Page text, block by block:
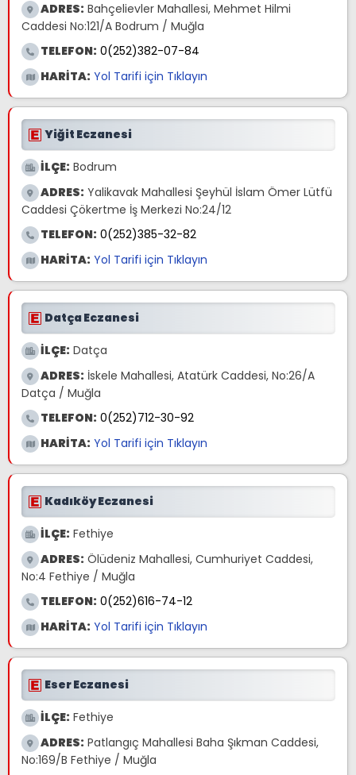
ADRES: Bahçelievler Mahallesi, Mehmet Hilmi
Caddesi No:121/A Bodrum / Muğla
TELEFON: 0(252)382-07-84
HARİTA: Yol Tarifi için Tıklayın
Yiğit Eczanesi
İLÇE: Bodrum
ADRES: Yalikavak Mahallesi Şeyhül İslam Ömer Lütfü
Caddesi Çökertme İş Merkezi No:24/12
TELEFON: 0(252)385-32-82
HARİTA: Yol Tarifi için Tıklayın
Datça Eczanesi
İLÇE: Datça
ADRES: İskele Mahallesi, Atatürk Caddesi, No:26/A
Datça / Muğla
TELEFON: 0(252)712-30-92
HARİTA: Yol Tarifi için Tıklayın
Kadıköy Eczanesi
İLÇE: Fethiye
ADRES: Ölüdeniz Mahallesi, Cumhuriyet Caddesi,
No:4 Fethiye / Muğla
TELEFON: 0(252)616-74-12
HARİTA: Yol Tarifi için Tıklayın
Eser Eczanesi
İLÇE: Fethiye
ADRES: Patlangıç Mahallesi Baha Şıkman Caddesi,
No:169/B Fethiye / Muğla